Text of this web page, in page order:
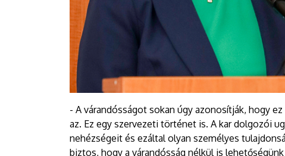
- A várandósságot sokan úgy azonosítják, hogy
az. Ez egy szervezeti történet is. A kar dolgozói
nehézségeit és ezáltal olyan személyes
biztos, hogy a várandósság nélkül is